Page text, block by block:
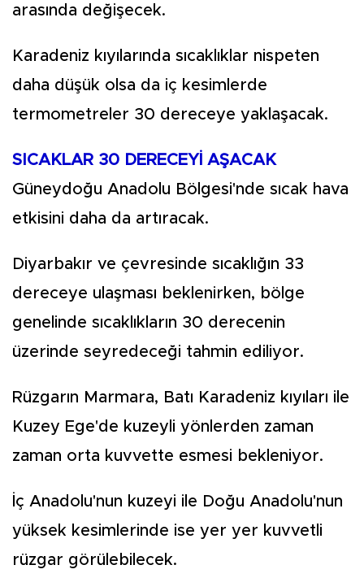
arasında değişecek.
Karadeniz kıyılarında sıcaklıklar nispeten
daha düşük olsa da iç kesimlerde
termometreler 30 dereceye yaklaşacak.
SICAKLAR 30 DERECEYİ AŞACAK
Güneydoğu Anadolu Bölgesi'nde sıcak hava
etkisini daha da artıracak.
Diyarbakır ve çevresinde sıcaklığın 33
dereceye ulaşması beklenirken, bölge
genelinde sıcaklıkların 30 derecenin
üzerinde seyredeceği tahmin ediliyor.
Rüzgarın Marmara, Batı Karadeniz kıyıları ile
Kuzey Ege'de kuzeyli yönlerden zaman
zaman orta kuvvette esmesi bekleniyor.
İç Anadolu'nun kuzeyi ile Doğu Anadolu'nun
yüksek kesimlerinde ise yer yer kuvvetli
rüzgar görülebilecek.